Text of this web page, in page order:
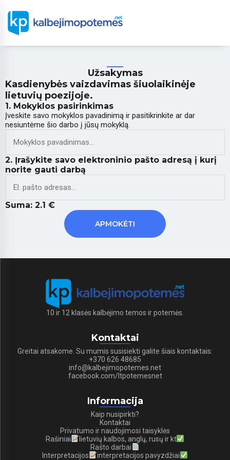
Užsakymas
Kasdienybės vaizdavimas šiuolaikinėje
lietuvių poezijoje.
1. Mokyklos pasirinkimas
Įveskite savo mokyklos pavadinimą ir pasitikrinkite ar dar
nesiuntėme šio darbo į jūsų mokyklą.
2. Įrašykite savo elektroninio pašto adresą į kurį
norite gauti darbą
Suma: 2.1 €
10 ir 12 klasės kalbėjimo temos ir potemės.
Kontaktai
Greitai atsakome. Su mumis susisiekti galite šiais kontaktais:
+370 626 48685
info@kalbejimopotemes.net
facebook.com/ltpotemesnet
Informacija
Kaip nusipirkti?
Kontaktai
Privatumo ir naudojimosi taisyklės
Rašiniai
lietuvių kalbos, anglų, rusų ir kt
Rašto darbai
Interpretacijos
interpretacijos pavyzdžiai